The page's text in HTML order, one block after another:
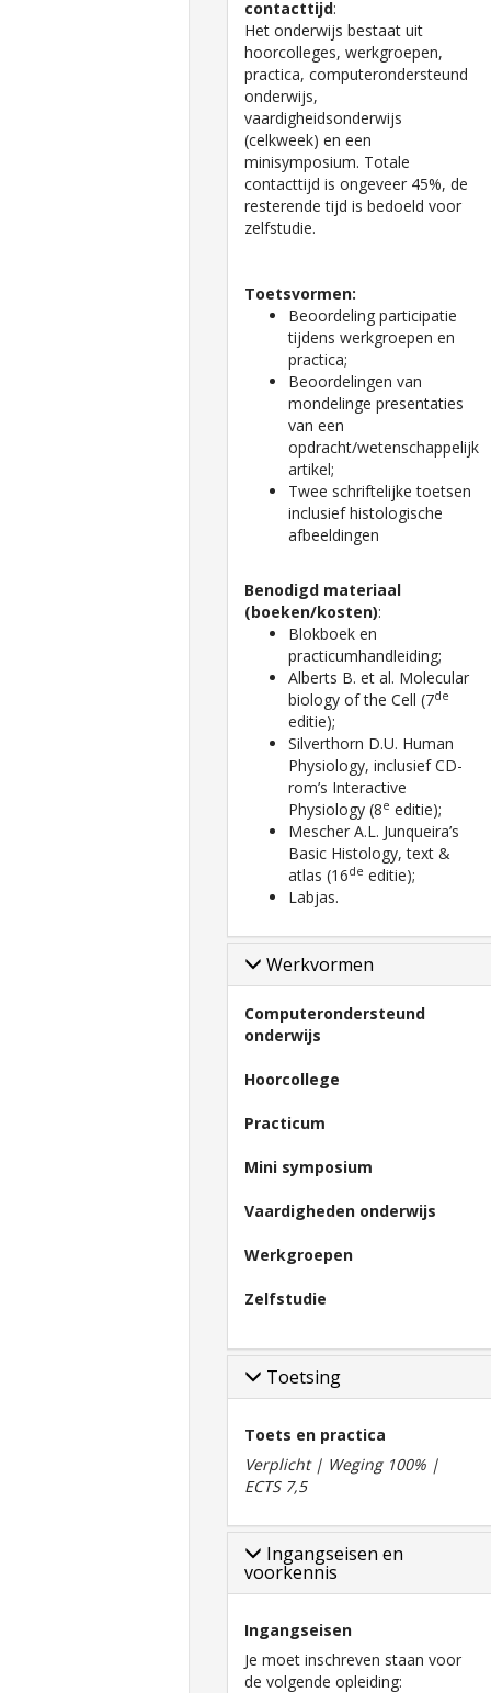
contacttijd:
Het onderwijs bestaat uit
hoorcolleges, werkgroepen,
practica, computerondersteund
onderwijs,
vaardigheidsonderwijs
(celkweek) en een
minisymposium. Totale
contacttijd is ongeveer 45%, de
resterende tijd is bedoeld voor
zelfstudie.
Toetsvormen:
Beoordeling participatie
tijdens werkgroepen en
practica;
Beoordelingen van
mondelinge presentaties
van een
opdracht/wetenschappelijk
artikel;
Twee schriftelijke toetsen
inclusief histologische
afbeeldingen
Benodigd materiaal
(boeken/kosten):
Blokboek en
practicumhandleiding;
Alberts B. et al. Molecular
biology of the Cell (7de
editie);
Silverthorn D.U. Human
Physiology, inclusief CD-
rom’s Interactive
Physiology (8e editie);
Mescher A.L. Junqueira’s
Basic Histology, text &
atlas (16de editie);
Labjas.
Werkvormen
Computerondersteund
onderwijs
Hoorcollege
Practicum
Mini symposium
Vaardigheden onderwijs
Werkgroepen
Zelfstudie
Toetsing
Toets en practica
Verplicht | Weging 100% |
ECTS 7,5
Ingangseisen en
voorkennis
Ingangseisen
Je moet inschreven staan voor
de volgende opleiding: